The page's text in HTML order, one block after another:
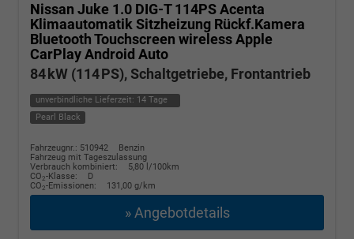
Nissan Juke 1.0 DIG-T 114PS Acenta
Klimaautomatik Sitzheizung Rückf.Kamera
Bluetooth Touchscreen wireless Apple
CarPlay Android Auto
84 kW (114 PS), Schaltgetriebe, Frontantrieb
unverbindliche Lieferzeit: 14 Tage
Pearl Black
Fahrzeugnr.: 510942
Benzin
Fahrzeug mit Tageszulassung
Verbrauch kombiniert:
5,80 l/100km
CO2-Klasse:
D
CO2-Emissionen: 131,00 g/km
» Angebotdetails